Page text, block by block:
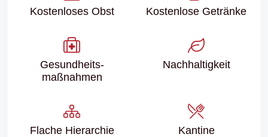
Kostenloses Obst Kostenlose Getränke
Gesundheits­
maßnahmen
Nachhaltigkeit
Flache Hierarchie Kantine